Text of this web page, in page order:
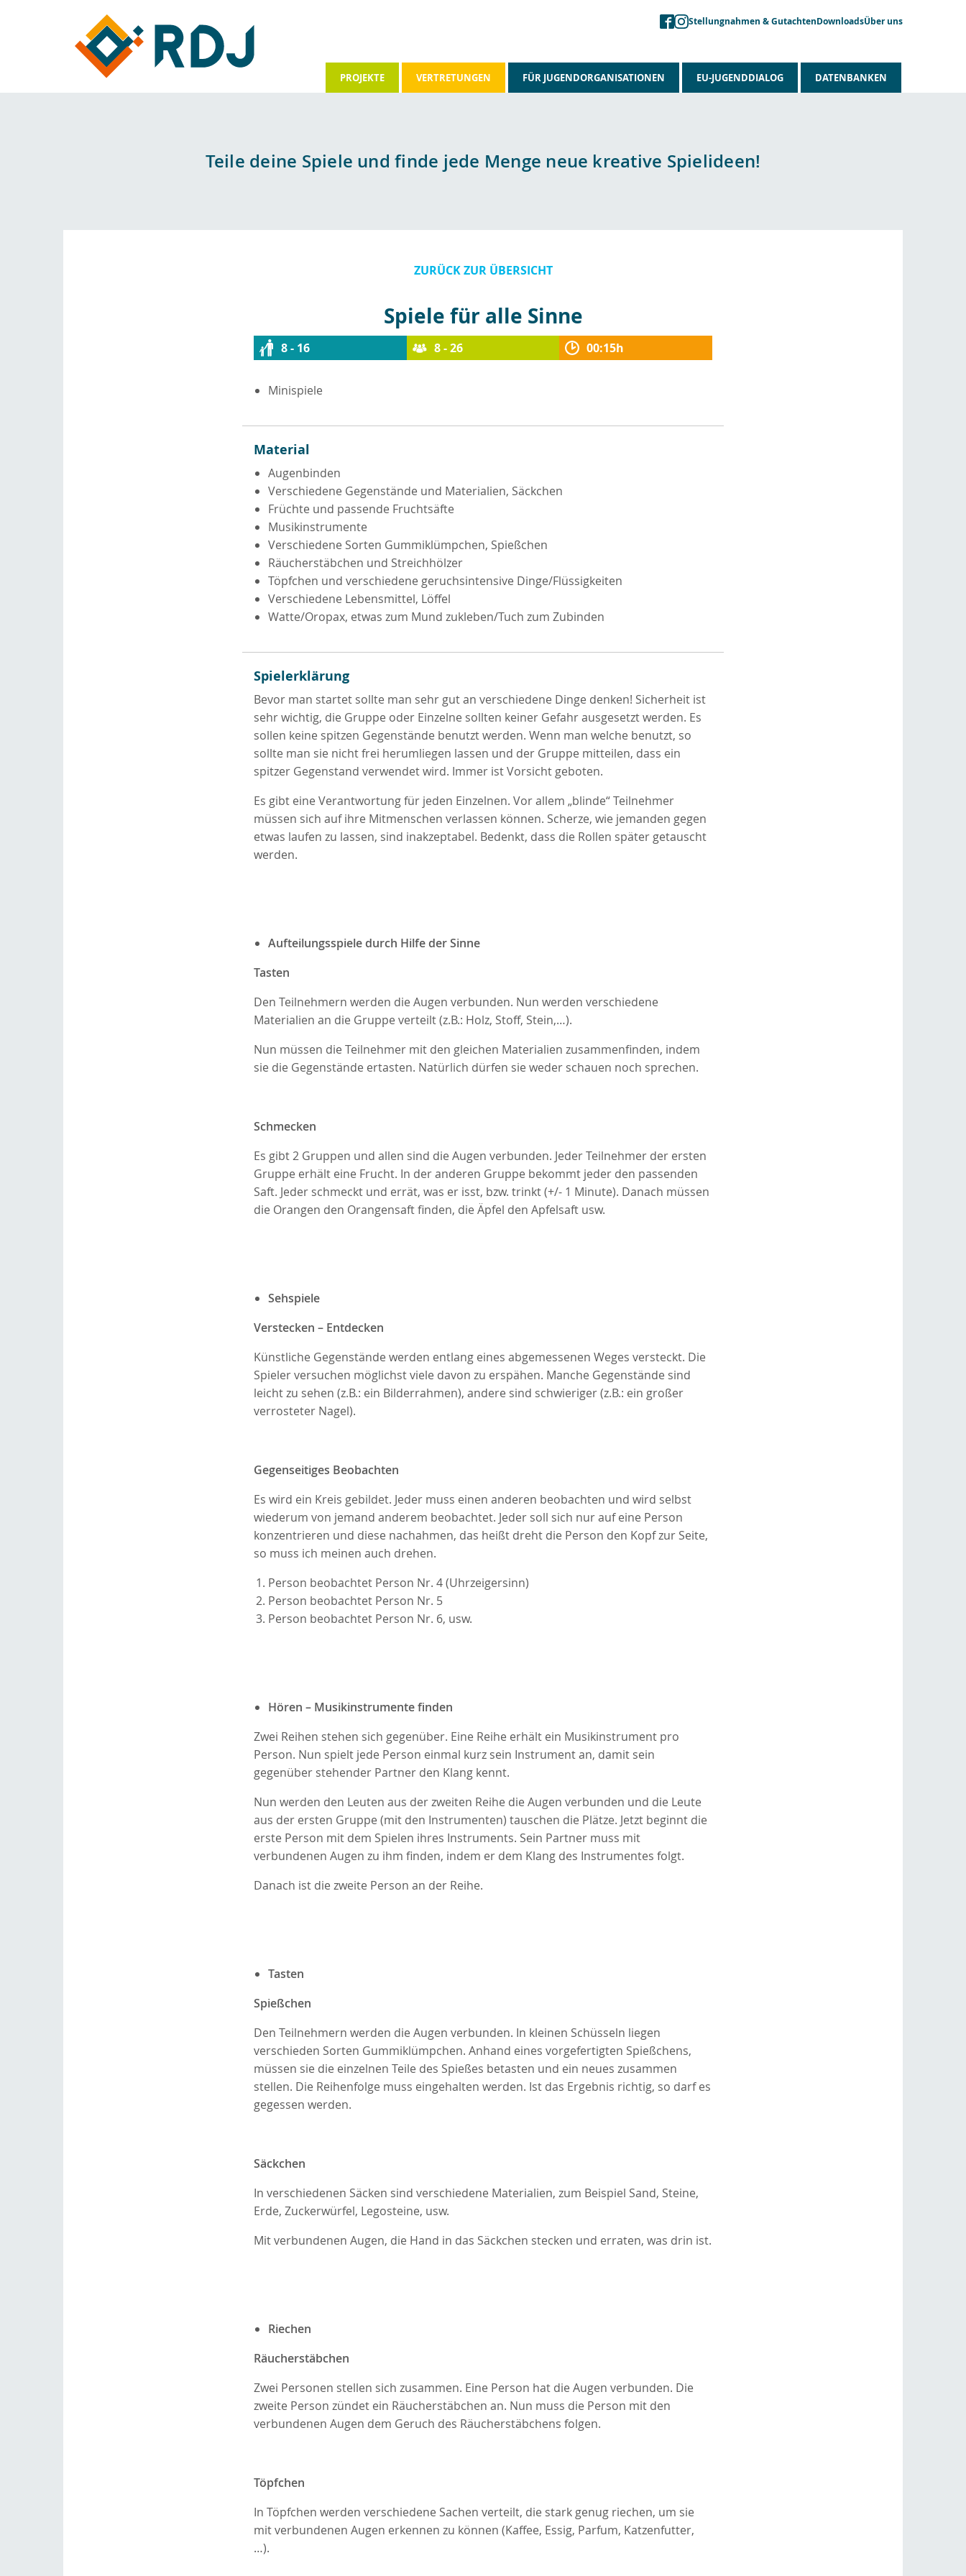
Stellungnahmen & GutachtenDownloadsÜber uns
PROJEKTE VERTRETUNGEN FÜR JUGENDORGANISATIONEN EU-JUGENDDIALOG DATENBANKEN
Teile deine Spiele und finde jede Menge neue kreative Spielideen!
ZURÜCK ZUR ÜBERSICHT
Spiele für alle Sinne
8 - 16 8 - 26 00:15h
Minispiele
Material
Augenbinden
Verschiedene Gegenstände und Materialien, Säckchen
Früchte und passende Fruchtsäfte
Musikinstrumente
Verschiedene Sorten Gummiklümpchen, Spießchen
Räucherstäbchen und Streichhölzer
Töpfchen und verschiedene geruchsintensive Dinge/Flüssigkeiten
Verschiedene Lebensmittel, Löffel
Watte/Oropax, etwas zum Mund zukleben/Tuch zum Zubinden
Spielerklärung
Bevor man startet sollte man sehr gut an verschiedene Dinge denken! Sicherheit ist
sehr wichtig, die Gruppe oder Einzelne sollten keiner Gefahr ausgesetzt werden. Es
sollen keine spitzen Gegenstände benutzt werden. Wenn man welche benutzt, so
sollte man sie nicht frei herumliegen lassen und der Gruppe mitteilen, dass ein
spitzer Gegenstand verwendet wird. Immer ist Vorsicht geboten.
Es gibt eine Verantwortung für jeden Einzelnen. Vor allem „blinde“ Teilnehmer
müssen sich auf ihre Mitmenschen verlassen können. Scherze, wie jemanden gegen
etwas laufen zu lassen, sind inakzeptabel. Bedenkt, dass die Rollen später getauscht
werden.
Aufteilungsspiele durch Hilfe der Sinne
Tasten
Den Teilnehmern werden die Augen verbunden. Nun werden verschiedene
Materialien an die Gruppe verteilt (z.B.: Holz, Stoff, Stein,…).
Nun müssen die Teilnehmer mit den gleichen Materialien zusammenfinden, indem
sie die Gegenstände ertasten. Natürlich dürfen sie weder schauen noch sprechen.
Schmecken
Es gibt 2 Gruppen und allen sind die Augen verbunden. Jeder Teilnehmer der ersten
Gruppe erhält eine Frucht. In der anderen Gruppe bekommt jeder den passenden
Saft. Jeder schmeckt und errät, was er isst, bzw. trinkt (+/- 1 Minute). Danach müssen
die Orangen den Orangensaft finden, die Äpfel den Apfelsaft usw.
Sehspiele
Verstecken – Entdecken
Künstliche Gegenstände werden entlang eines abgemessenen Weges versteckt. Die
Spieler versuchen möglichst viele davon zu erspähen. Manche Gegenstände sind
leicht zu sehen (z.B.: ein Bilderrahmen), andere sind schwieriger (z.B.: ein großer
verrosteter Nagel).
Gegenseitiges Beobachten
Es wird ein Kreis gebildet. Jeder muss einen anderen beobachten und wird selbst
wiederum von jemand anderem beobachtet. Jeder soll sich nur auf eine Person
konzentrieren und diese nachahmen, das heißt dreht die Person den Kopf zur Seite,
so muss ich meinen auch drehen.
Person beobachtet Person Nr. 4 (Uhrzeigersinn)
Person beobachtet Person Nr. 5
Person beobachtet Person Nr. 6, usw.
Hören – Musikinstrumente finden
Zwei Reihen stehen sich gegenüber. Eine Reihe erhält ein Musikinstrument pro
Person. Nun spielt jede Person einmal kurz sein Instrument an, damit sein
gegenüber stehender Partner den Klang kennt.
Nun werden den Leuten aus der zweiten Reihe die Augen verbunden und die Leute
aus der ersten Gruppe (mit den Instrumenten) tauschen die Plätze. Jetzt beginnt die
erste Person mit dem Spielen ihres Instruments. Sein Partner muss mit
verbundenen Augen zu ihm finden, indem er dem Klang des Instrumentes folgt.
Danach ist die zweite Person an der Reihe.
Tasten
Spießchen
Den Teilnehmern werden die Augen verbunden. In kleinen Schüsseln liegen
verschieden Sorten Gummiklümpchen. Anhand eines vorgefertigten Spießchens,
müssen sie die einzelnen Teile des Spießes betasten und ein neues zusammen
stellen. Die Reihenfolge muss eingehalten werden. Ist das Ergebnis richtig, so darf es
gegessen werden.
Säckchen
In verschiedenen Säcken sind verschiedene Materialien, zum Beispiel Sand, Steine,
Erde, Zuckerwürfel, Legosteine, usw.
Mit verbundenen Augen, die Hand in das Säckchen stecken und erraten, was drin ist.
Riechen
Räucherstäbchen
Zwei Personen stellen sich zusammen. Eine Person hat die Augen verbunden. Die
zweite Person zündet ein Räucherstäbchen an. Nun muss die Person mit den
verbundenen Augen dem Geruch des Räucherstäbchens folgen.
Töpfchen
In Töpfchen werden verschiedene Sachen verteilt, die stark genug riechen, um sie
mit verbundenen Augen erkennen zu können (Kaffee, Essig, Parfum, Katzenfutter,
…).